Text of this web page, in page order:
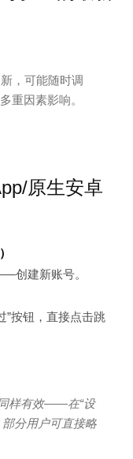
，可能随时调
重因素影响。
原生安卓
创建新账号。
”按钮，直接点击跳
样有效——在“设
分用户可直接略